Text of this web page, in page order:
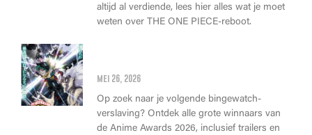
altijd al verdiende, lees hier alles wat je moet
weten over THE ONE PIECE-reboot.
mei 26, 2026
Op zoek naar je volgende bingewatch-
verslaving? Ontdek alle grote winnaars van
de Anime Awards 2026, inclusief trailers en